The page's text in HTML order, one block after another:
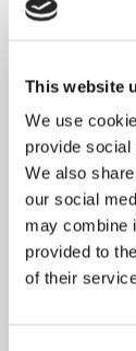
This website
We use
provide social
We also
our social
may combine
provided to
of their
Oya C/
Categorias